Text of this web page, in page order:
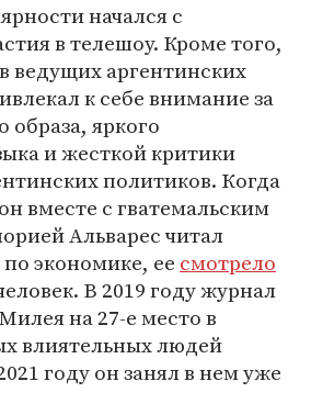
начался с
в телешоу. Кроме того,
ведущих аргентинских
к себе внимание за
образа, яркого
и жесткой критики
политиков. Когда
вместе с гватемальским
Альварес читал
экономике, ее смотрело
В 2019 году журнал
на 27-е место в
влиятельных людей
году он занял в нем уже